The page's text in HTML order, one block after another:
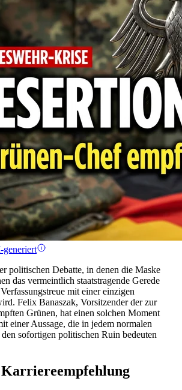
politischen Debatte, in denen die Maske
das vermeintlich staatstragende Gerede
mit einer einzigen
Felix Banaszak, Vorsitzender der zur
Grünen, hat einen solchen Moment
einer Aussage, die in jedem normalen
sofortigen politischen Ruin bedeuten
Karriereempfehlung